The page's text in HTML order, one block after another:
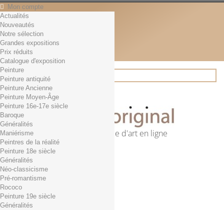
Mon compte
Contact
Français
English
Français
Actualités
Rechercher
Première librairie d'art en ligne
Panier (vide)
Aucun produit
0,01€ dès 29€ d'achat
0,00 € Total
Commander
Actualités
Nouveautés
Notre sélection
Grandes expositions
Prix réduits
Catalogue d'exposition
Peinture
Peinture antiquité
Peinture Ancienne
Peinture Moyen-Âge
Peinture 16e-17e siècle
Baroque
Généralités
Maniérisme
Peintres de la réalité
Peinture 18e siècle
Généralités
Néo-classicisme
Pré-romantisme
Rococo
Peinture 19e siècle
Généralités